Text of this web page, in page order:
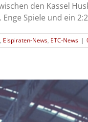
den Kassel
Spiele und ein
, Eispiraten-News, ETC-News |